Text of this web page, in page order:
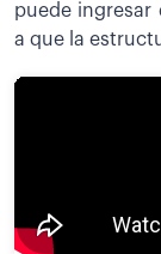
puede ingresar
a que la